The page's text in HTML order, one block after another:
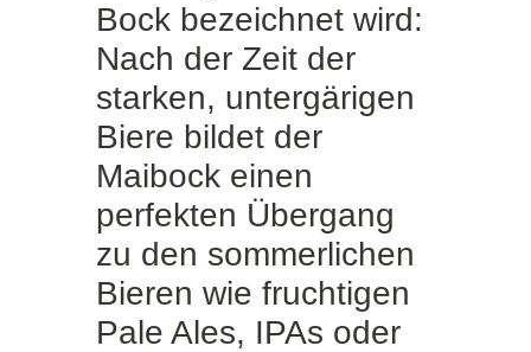
Bock bezeichnet wird:
Nach der Zeit der
starken, untergärigen
Biere bildet der
Maibock einen
perfekten Übergang
zu den sommerlichen
Bieren wie fruchtigen
Pale Ales, IPAs oder